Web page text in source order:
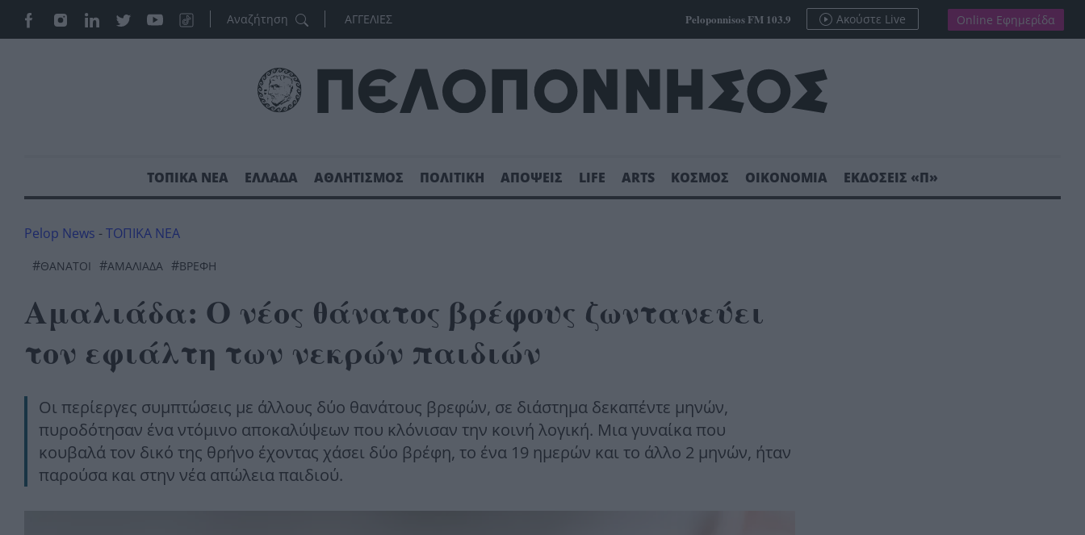
ΑΓΓΕΛΙΕΣ Peloponnisos FM 103.9 Ακούστε Live Online Εφημερίδα
ΤΟΠΙΚΑ ΝΕΑ ΕΛΛΑΔΑ ΑΘΛΗΤΙΣΜΟΣ ΠΟΛΙΤΙΚΗ ΑΠΟΨΕΙΣ LIFE ARTS ΚΟΣΜΟΣ ΟΙΚΟΝΟΜΙΑ ΕΚΔΟΣΕΙΣ «Π»
Pelop News -ΤΟΠΙΚΑ ΝΕΑ
#ΘΑΝΑΤΟΙ #ΑΜΑΛΙΆΔΑ #ΒΡΈΦΗ
Αμαλιάδα: Ο νέος θάνατος βρέφους ζωντανεύει
τον εφιάλτη των νεκρών παιδιών
Οι περίεργες συμπτώσεις με άλλους δύο θανάτους βρεφών, σε διάστημα δεκαπέντε μηνών,
πυροδότησαν ένα ντόμινο αποκαλύψεων που κλόνισαν την κοινή λογική. Μια γυναίκα που
κουβαλά τον δικό της θρήνο έχοντας χάσει δύο βρέφη, το ένα 19 ημερών και το άλλο 2 μηνών, ήταν
παρούσα και στην νέα απώλεια παιδιού.